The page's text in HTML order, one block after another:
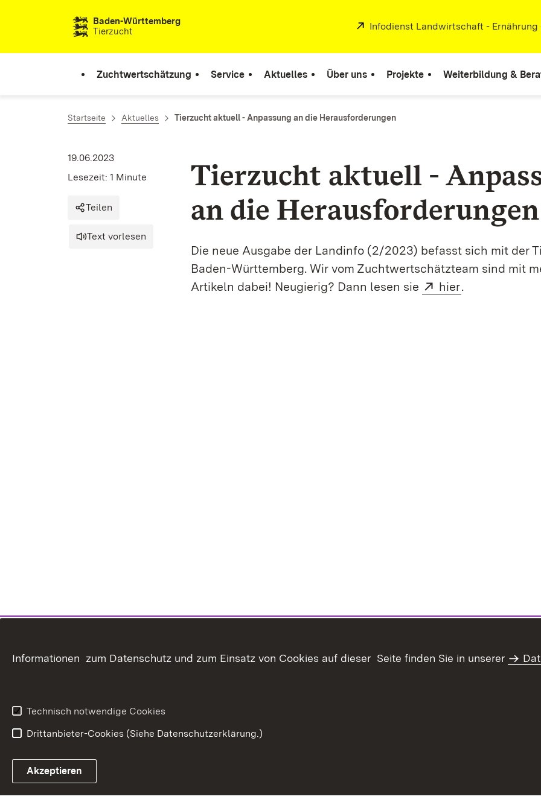
Zum Inhalt springenBaden-Württemberg
Tierzucht
Extern:
Infodienst Landwirtschaft - Ernährung
Zuchtwertschätzung Service Aktuelles Über uns Projekte Weiterbildung &
Startseite Aktuelles Tierzucht aktuell - Anpassung an die Herausforderungen
Tierzucht aktuell -
an die Herausforderungen
Die neue Ausgabe der Landinfo (2/2023) befasst sich mit der
Baden-Württemberg. Wir vom Zuchtwertschätzteam sind mit
Artikeln dabei! Neugierig? Dann lesen sie
Extern:
hier.
19.06.2023
Lesezeit: 1 Minute
Teilen
Text vorlesen
Informationen zum Datenschutz und zum Einsatz von Cookies auf dieser Seite finden Sie in unserer
Technisch notwendige Cookies
Drittanbieter-Cookies (Siehe Datenschutzerklärung.)
Akzeptieren